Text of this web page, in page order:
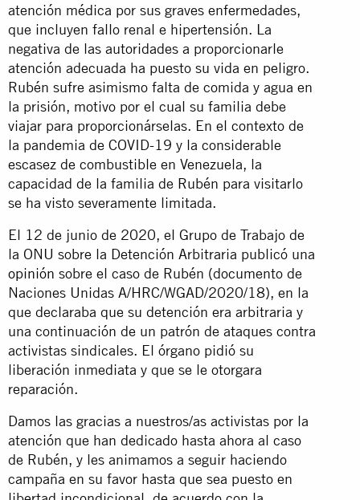
atención médica por sus graves enfermedades,
que incluyen fallo renal e hipertensión. La
negativa de las autoridades a proporcionarle
atención adecuada ha puesto su vida en peligro.
Rubén sufre asimismo falta de comida y agua en
la prisión, motivo por el cual su familia debe
viajar para proporcionárselas. En el contexto de
la pandemia de COVID-19 y la considerable
escasez de combustible en Venezuela, la
capacidad de la familia de Rubén para visitarlo
se ha visto severamente limitada.
El 12 de junio de 2020, el Grupo de Trabajo de
la ONU sobre la Detención Arbitraria publicó una
opinión sobre el caso de Rubén (documento de
Naciones Unidas A/HRC/WGAD/2020/18), en la
que declaraba que su detención era arbitraria y
una continuación de un patrón de ataques contra
activistas sindicales. El órgano pidió su
liberación inmediata y que se le otorgara
reparación.
Damos las gracias a nuestros/as activistas por la
atención que han dedicado hasta ahora al caso
de Rubén, y les animamos a seguir haciendo
campaña en su favor hasta que sea puesto en